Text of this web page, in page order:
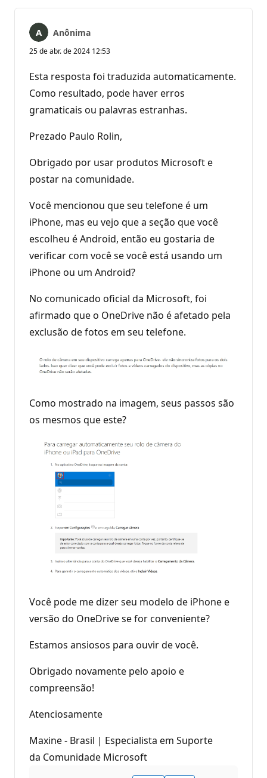
Anônima
25 de abr. de 2024 12:53
Esta resposta foi traduzida automaticamente.
Como resultado, pode haver erros
gramaticais ou palavras estranhas.
Prezado Paulo Rolin,
Obrigado por usar produtos Microsoft e
postar na comunidade.
Você mencionou que seu telefone é um
iPhone, mas eu vejo que a seção que você
escolheu é Android, então eu gostaria de
verificar com você se você está usando um
iPhone ou um Android?
No comunicado oficial da Microsoft, foi
afirmado que o OneDrive não é afetado pela
exclusão de fotos em seu telefone.
Como mostrado na imagem, seus passos são
os mesmos que este?
Você pode me dizer seu modelo de iPhone e
versão do OneDrive se for conveniente?
Estamos ansiosos para ouvir de você.
Obrigado novamente pelo apoio e
compreensão!
Atenciosamente
Maxine - Brasil | Especialista em Suporte
da Comunidade Microsoft